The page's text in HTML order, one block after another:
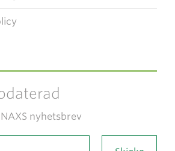
nyhetsbrev